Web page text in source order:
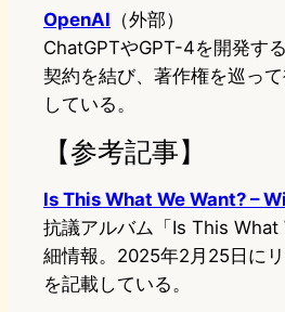
OpenAI （外部）
ChatGPTやGPT-4を開発す
契約を結び、著作権を巡っ
している。
【参考記事】
Is This What We Want? –
抗議アルバム「Is This What
細情報。2025年2月25日に
を記載している。